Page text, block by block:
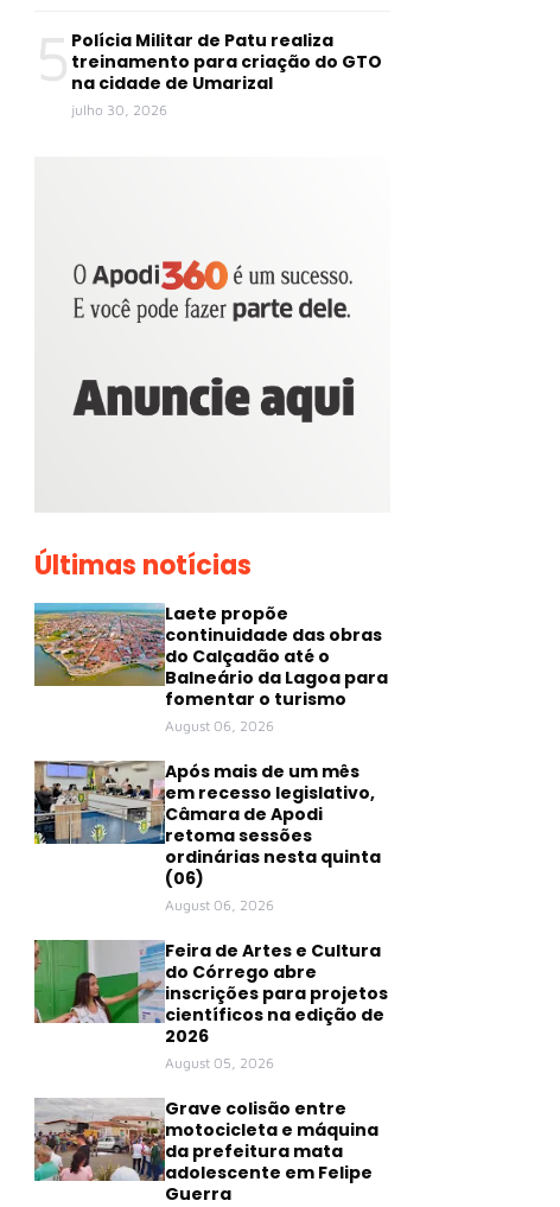
5 Polícia Militar de Patu realiza
treinamento para criação do GTO
na cidade de Umarizal
julho 30, 2026
Últimas notícias
Laete propõe
continuidade das obras
do Calçadão até o
Balneário da Lagoa para
fomentar o turismo
August 06, 2026
Após mais de um mês
em recesso legislativo,
Câmara de Apodi
retoma sessões
ordinárias nesta quinta
(06)
August 06, 2026
Feira de Artes e Cultura
do Córrego abre
inscrições para projetos
científicos na edição de
2026
August 05, 2026
Grave colisão entre
motocicleta e máquina
da prefeitura mata
adolescente em Felipe
Guerra